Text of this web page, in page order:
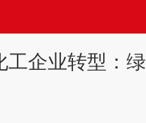
工企业转型：绿